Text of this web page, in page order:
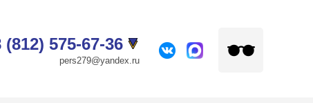
(812) 575-67-36
pers279@yandex.ru